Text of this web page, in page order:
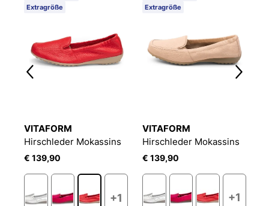
Extragröße
VITAFORM
Hirschleder Mokassins
€ 139,90
+1
Extragröße
VITAFORM
Hirschleder Mokassins
€ 139,90
+1